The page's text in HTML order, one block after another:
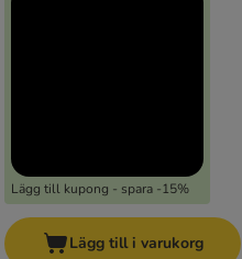
Lägg till kupong - spara -15%
Lägg till i varukorg